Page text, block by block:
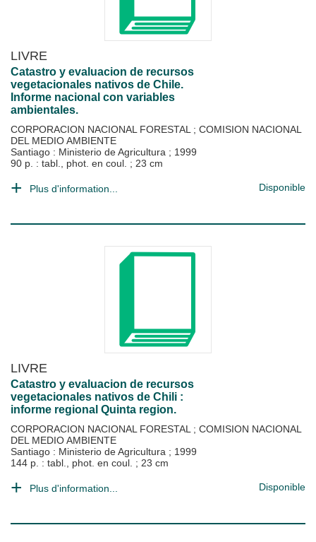
LIVRE
Catastro y evaluacion de recursos
vegetacionales nativos de Chile.
Informe nacional con variables
ambientales.
CORPORACION NACIONAL FORESTAL ; COMISION NACIONAL
DEL MEDIO AMBIENTE
Santiago : Ministerio de Agricultura ; 1999
90 p. : tabl., phot. en coul. ; 23 cm
Plus d'information... Disponible
LIVRE
Catastro y evaluacion de recursos
vegetacionales nativos de Chili :
informe regional Quinta region.
CORPORACION NACIONAL FORESTAL ; COMISION NACIONAL
DEL MEDIO AMBIENTE
Santiago : Ministerio de Agricultura ; 1999
144 p. : tabl., phot. en coul. ; 23 cm
Plus d'information... Disponible